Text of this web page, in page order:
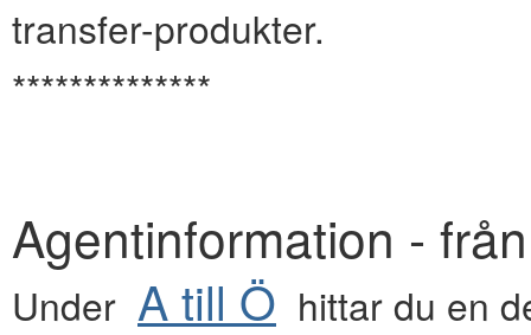
transfer-produkter.
**************
Agentinformation -
Under A till Ö hittar du en